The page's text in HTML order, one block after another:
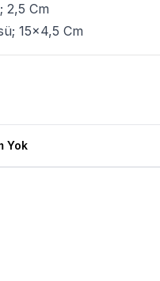
2,5 Cm
15x4,5 Cm
Ürün Yorumları
Yok